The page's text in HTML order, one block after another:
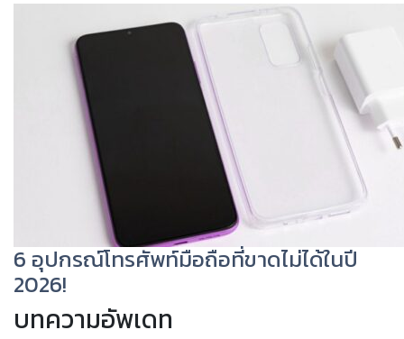
6 อุปกรณ์โทรศัพท์มือถือที่ขาดไม่ได้ในปี
2026!
บทความอัพเดท